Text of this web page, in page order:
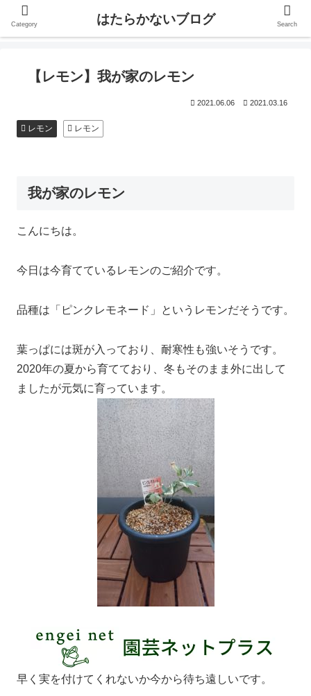
【レモン】我が家のレモン
2021.06.06 2021.03.16
レモン レモン
我が家のレモン
こんにちは。
今日は今育てているレモンのご紹介です。
品種は「ピンクレモネード」というレモンだそうです。
葉っぱには斑が入っており、耐寒性も強いそうです。
2020年の夏から育てており、冬もそのまま外に出して
ましたが元気に育っています。
早く実を付けてくれないか今から待ち遠しいです。
Category はたらかないブログ Search